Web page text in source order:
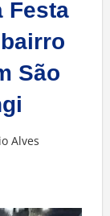
Festa
São
Alves